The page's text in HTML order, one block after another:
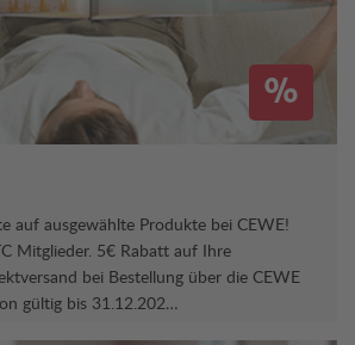
%
auf ausgewählte Produkte bei CEWE!
Mitglieder. 5€ Rabatt auf Ihre
bei Bestellung über die CEWE
gültig bis 31.12.202…